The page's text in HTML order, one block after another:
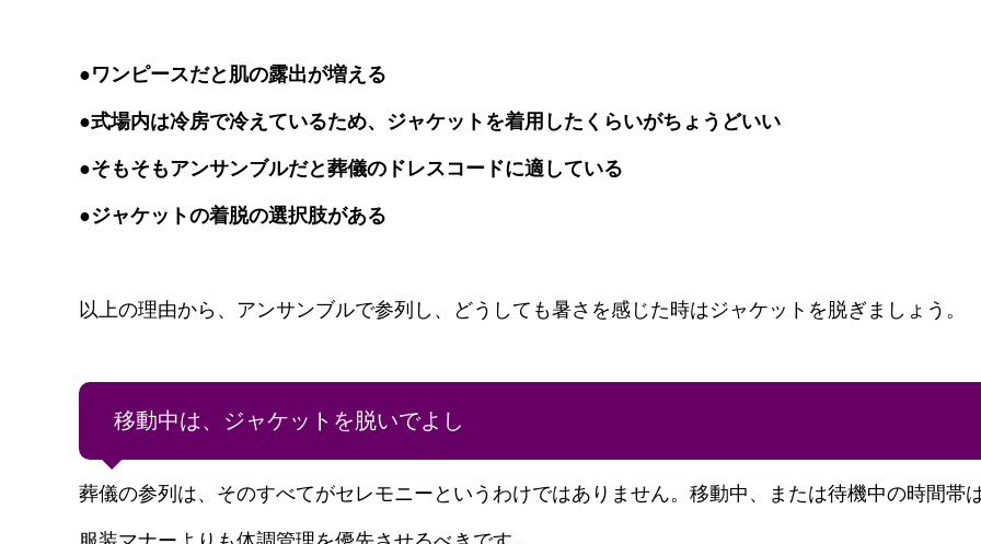
●ワンピースだと肌の露出が増える
●式場内は冷房で冷えているため、ジャケットを着用したくらいがちょうどいい
●そもそもアンサンブルだと葬儀のドレスコードに適している
●ジャケットの着脱の選択肢がある
以上の理由から、アンサンブルで参列し、どうしても暑さを感じた時はジャケットを脱ぎましょう。
移動中は、ジャケットを脱いでよし
葬儀の参列は、そのすべてがセレモニーというわけではありません。移動中、または待機中の時間帯は